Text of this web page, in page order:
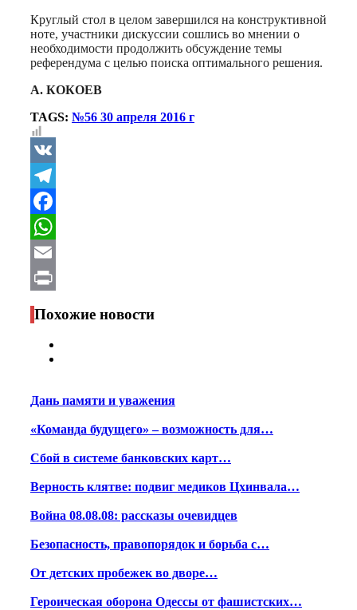
Круглый стол в целом завершился на конструктивной
ноте, участники дискуссии сошлись во мнении о
необходимости продолжить обсуждение темы
референдума с целью поиска оптимального решения.
А. КОКОЕВ
TAGS: №56 30 апреля 2016 г
VK
Telegram
Facebook
WhatsApp
Email
Print
Похожие новости
Дань памяти и уважения
«Команда будущего» – возможность для…
Сбой в системе банковских карт…
Верность клятве: подвиг медиков Цхинвала…
Война 08.08.08: рассказы очевидцев
Безопасность, правопорядок и борьба с…
От детских пробежек во дворе…
Героическая оборона Одессы от фашистских…